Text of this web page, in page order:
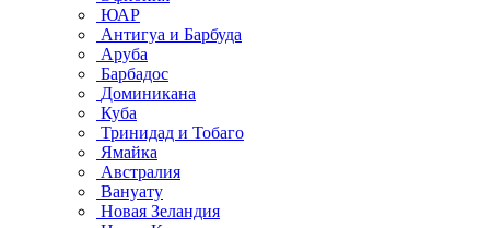
ЮАР
Антигуа и Барбуда
Аруба
Барбадос
Доминикана
Куба
Тринидад и Тобаго
Ямайка
Австралия
Вануату
Новая Зеландия